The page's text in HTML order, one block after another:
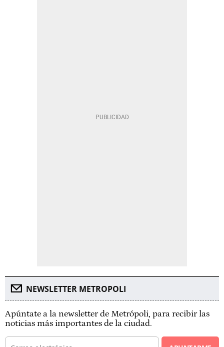
NEWSLETTER METROPOLI
Apúntate a la newsletter de Metrópoli, para recibir las
noticias más importantes de la ciudad.